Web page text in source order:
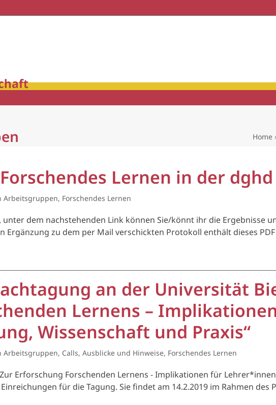
Home
Lernen in der dghd
Arbeitsgruppen, Forschendes Lernen
dem nachstehenden Link können Sie/könnt ihr die Ergebnisse
Ergänzung zu dem per Mail verschickten Protokoll enthält dieses
an der Universität
Lernens –
Wissenschaft und Praxis“
Arbeitsgruppen, Calls, Ausblicke und Hinweise, Forschendes Lernen
Erforschung Forschenden Lernens - Implikationen für
für die Tagung. Sie findet am 14.2.2019 im Rahmen